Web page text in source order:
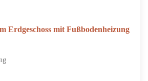
Erdgeschoss mit Fußbodenheizung